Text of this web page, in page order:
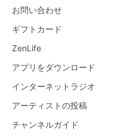
お問い合わせ
ギフトカード
ZenLife
アプリをダウンロード
インターネットラジオ
アーティストの投稿
チャンネルガイド